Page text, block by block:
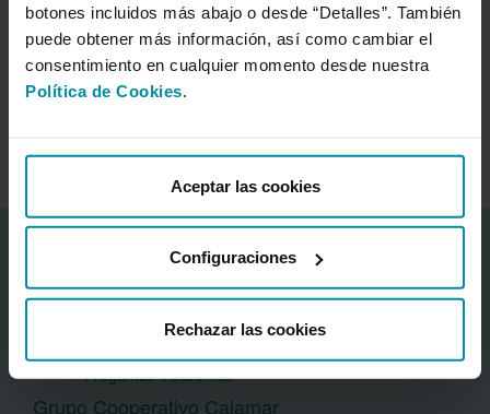
botones incluidos más abajo o desde “Detalles”. También
puede obtener más información, así como cambiar el
consentimiento en cualquier momento desde nuestra
Política de Cookies
Aceptar las cookies
Configuraciones
Rechazar las cookies
F2
Fuerte capacidad para pagar en el tiempo debido.
F3
Capacidad satisfactoria para pagar en el tiempo debido.
B,C,D
Grados especulativos. La capacidad para pagar en el
Información corporativa
Acerca del Banco
Preguntas frecuentes
Grupo Cooperativo Cajamar